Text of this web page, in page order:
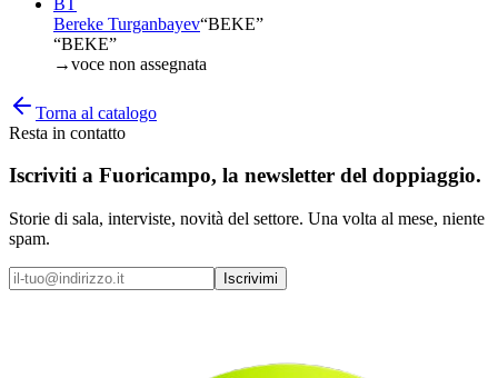
Bereke Turganbayev“BEKE”
“BEKE”
→voce non assegnata
Torna al catalogo
Resta in contatto
Iscriviti a Fuoricampo, la newsletter del doppiaggio.
Storie di sala, interviste, novità del settore. Una volta al mese, niente
spam.
Iscrivimi